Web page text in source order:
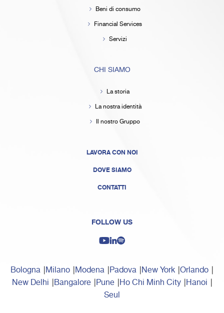
Beni di consumo
Financial Services
Servizi
CHI SIAMO
La storia
La nostra identità
Il nostro Gruppo
LAVORA CON NOI
DOVE SIAMO
CONTATTI
FOLLOW US
Bologna Milano Modena Padova New York Orlando
New Delhi Bangalore Pune Ho Chi Minh City Hanoi
Seul